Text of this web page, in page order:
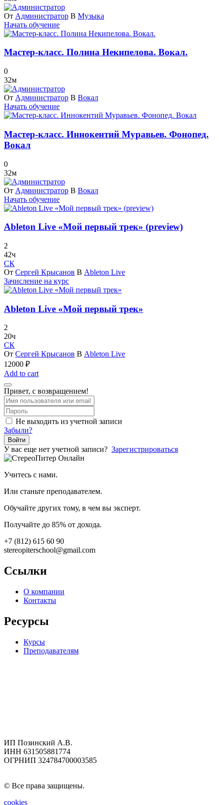
От Администратор В Музыка
Начать обучение
Мастер-класс. Полина Некипелова. Вокал.
0
32м
От Администратор В Вокал
Начать обучение
Мастер-класс. Иннокентий Муравьев. Фонопед.
Вокал
0
32м
От Администратор В Вокал
Начать обучение
Ableton Live «Мой первый трек» (preview)
2
42ч
СК
От Сергей Крысанов В Ableton Live
Зачисление на курс
Ableton Live «Мой первый трек»
2
20ч
СК
От Сергей Крысанов В Ableton Live
12000 ₽
Add to cart
Привет, с возвращением!
Не выходить из учетной записи
Забыли?
Войти
У вас еще нет учетной записи? Зарегистрироваться
Учитесь с нами.
Или станьте преподавателем.
Обучайте других тому, в чем вы эксперт.
Получайте до 85% от дохода.
+7 (812) 615 60 90
stereopiterschool@gmail.com
Ссылки
О компании
Контакты
Ресурсы
Курсы
Преподавателям
ИП Позинский А.В.
ИНН 631505881774
ОГРНИП 324784700003585
© Все права защищены.
cookies